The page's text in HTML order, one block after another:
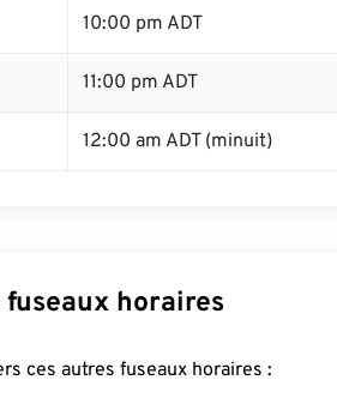
10:00 pm ADT
11:00 pm ADT
12:00 am ADT (minuit)
horaires
ces autres fuseaux horaires :